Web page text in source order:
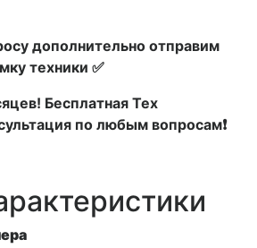
дополнительно отправим
техники ✅
Бесплатная Тех
по любым вопросам❗